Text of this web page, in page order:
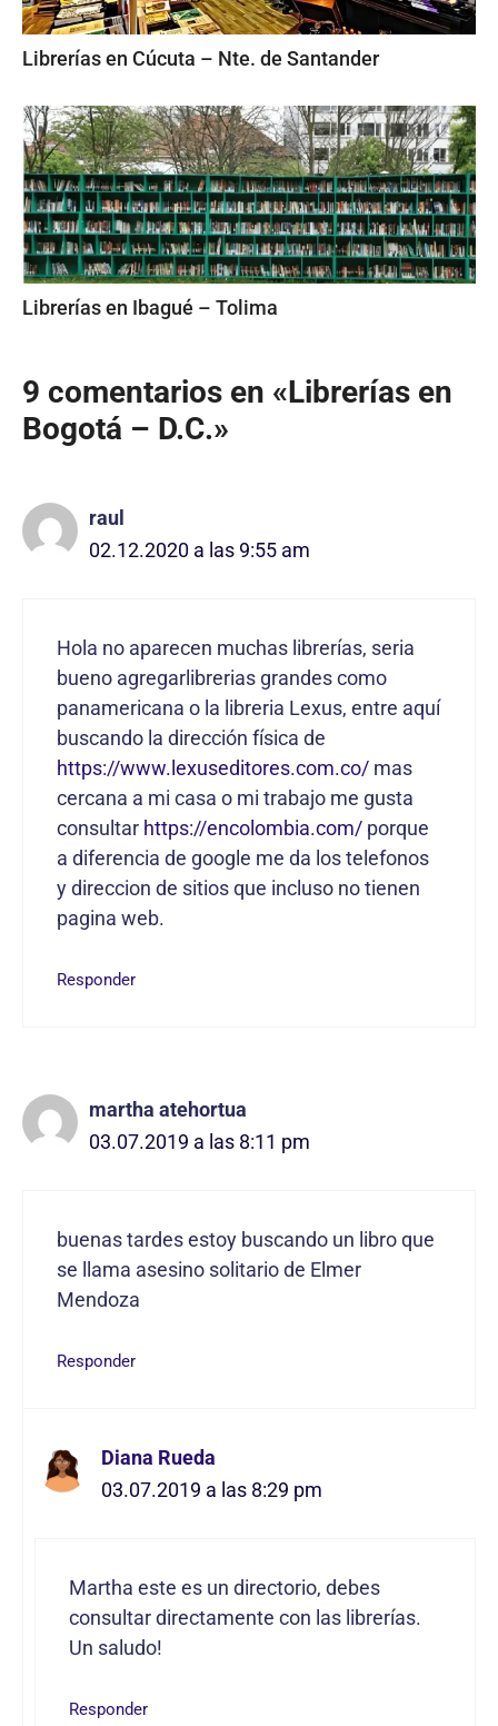
Librerías en Cúcuta – Nte. de Santander
Librerías en Ibagué – Tolima
9 comentarios en «Librerías en
Bogotá – D.C.»
raul
02.12.2020 a las 9:55 am
Hola no aparecen muchas librerías, seria
bueno agregarlibrerias grandes como
panamericana o la libreria Lexus, entre aquí
buscando la dirección física de
https://www.lexuseditores.com.co/ mas
cercana a mi casa o mi trabajo me gusta
consultar https://encolombia.com/ porque
a diferencia de google me da los telefonos
y direccion de sitios que incluso no tienen
pagina web.
Responder
martha atehortua
03.07.2019 a las 8:11 pm
buenas tardes estoy buscando un libro que
se llama asesino solitario de Elmer
Mendoza
Responder
Diana Rueda
03.07.2019 a las 8:29 pm
Martha este es un directorio, debes
consultar directamente con las librerías.
Un saludo!
Responder